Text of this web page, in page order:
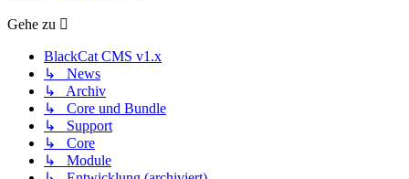
Gehe zu
BlackCat CMS v1.x
↳ News
↳ Archiv
↳ Core und Bundle
↳ Support
↳ Core
↳ Module